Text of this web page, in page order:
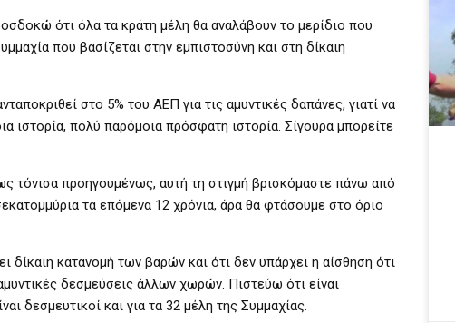
ότι όλα τα κράτη μέλη θα αναλάβουν το μερίδιο που
που βασίζεται στην εμπιστοσύνη και στη δίκαιη
στο 5% του ΑΕΠ για τις αμυντικές δαπάνες, γιατί να
ιστορία, πολύ παρόμοια πρόσφατη ιστορία. Σίγουρα μπορείτε
τόνισα προηγουμένως, αυτή τη στιγμή βρισκόμαστε πάνω από
τα επόμενα 12 χρόνια, άρα θα φτάσουμε στο όριο
δίκαιη κατανομή των βαρών και ότι δεν υπάρχει η αίσθηση ότι
δεσμεύσεις άλλων χωρών. Πιστεύω ότι είναι
δεσμευτικοί και για τα 32 μέλη της Συμμαχίας.